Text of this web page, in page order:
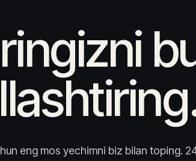
eng mos yechimni biz bilan toping.